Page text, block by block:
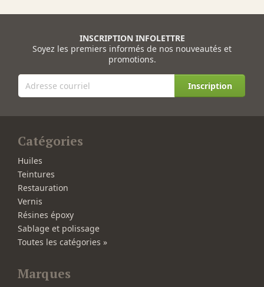
INSCRIPTION INFOLETTRE
Soyez les premiers informés de nos nouveautés et
promotions.
Inscription
Catégories
Huiles
Teintures
Restauration
Vernis
Résines époxy
Sablage et polissage
Toutes les catégories »
Marques